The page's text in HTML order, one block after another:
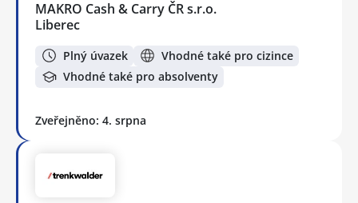
MAKRO Cash & Carry ČR s.r.o.
Liberec
Plný úvazek
Vhodné také pro cizince
Vhodné také pro absolventy
Zveřejněno: 4. srpna